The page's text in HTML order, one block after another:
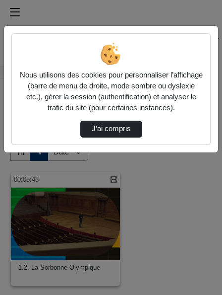
Médiathèque de l'université Paris
Rechercher un média sur Médiathèque de l'université
Accueil Vidéos
Tri ↘
00:05:48
1.2. La Sorbonne Olympique
Nous utilisons des cookies pour personnaliser l’affichage
(barre de menu de droite, mode sombre ou dyslexie
etc.), gérer la session (authentification) et analyser le
trafic du site (pour certaines instances).
J’ai compris